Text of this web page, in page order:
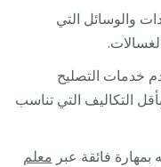
والوسائل التي
خدمات التصليح
التكاليف التي تناسب
فائقة عبر معلم